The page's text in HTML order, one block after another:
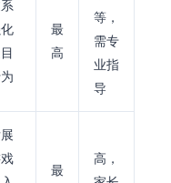
最
高
等，
需专
业指
导
最
高，